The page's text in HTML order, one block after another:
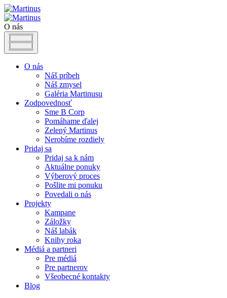
O nás
O nás
Náš príbeh
Náš zmysel
Galéria Martinusu
Zodpovednosť
Sme B Corp
Pomáhame ďalej
Zelený Martinus
Nerobíme rozdiely
Pridaj sa
Pridaj sa k nám
Aktuálne ponuky
Výberový proces
Pošlite mi ponuku
Povedali o nás
Projekty
Kampane
Záložky
Náš labák
Knihy roka
Médiá a partneri
Pre médiá
Pre partnerov
Všeobecné kontakty
Blog